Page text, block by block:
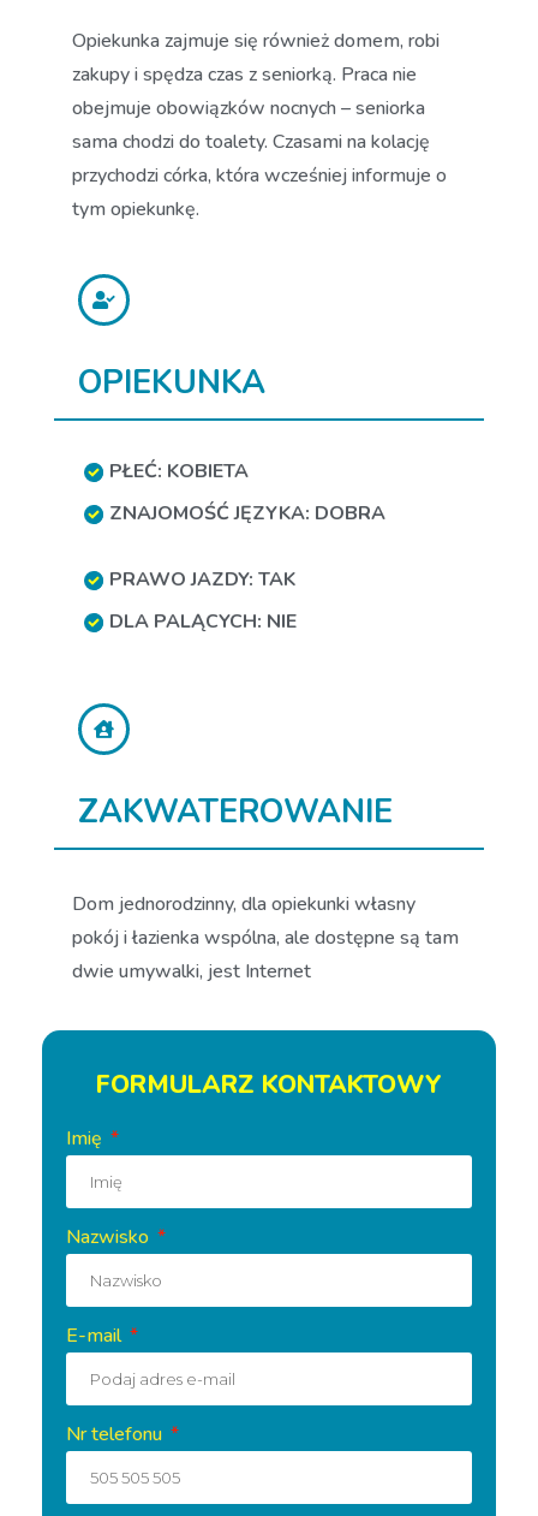
Opiekunka zajmuje się również domem, robi
zakupy i spędza czas z seniorką. Praca nie
obejmuje obowiązków nocnych – seniorka
sama chodzi do toalety. Czasami na kolację
przychodzi córka, która wcześniej informuje o
tym opiekunkę.
OPIEKUNKA
PŁEĆ: KOBIETA
ZNAJOMOŚĆ JĘZYKA: DOBRA
PRAWO JAZDY: TAK
DLA PALĄCYCH: NIE
ZAKWATEROWANIE
Dom jednorodzinny, dla opiekunki własny
pokój i łazienka wspólna, ale dostępne są tam
dwie umywalki, jest Internet
FORMULARZ KONTAKTOWY
Imię
Nazwisko
E-mail
Nr telefonu